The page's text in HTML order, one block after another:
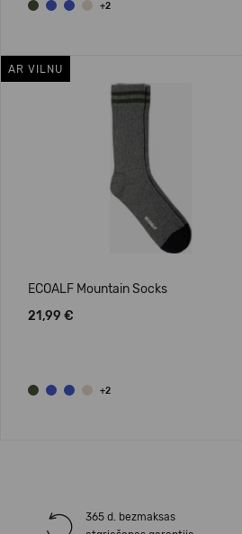
+2
AR VILNU
ECOALF Mountain Socks
21,99 €
+2
365 d. bezmaksas